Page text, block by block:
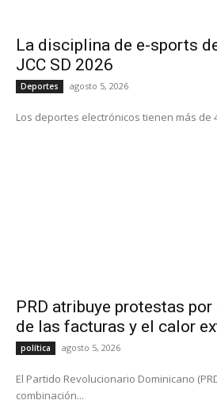
La disciplina de e-sports
JCC SD 2026
Deportes agosto 5, 2026
Los deportes electrónicos tienen más de
PRD atribuye protestas
de las facturas y el calor
política agosto 5, 2026
El Partido Revolucionario Dominicano
combinación...